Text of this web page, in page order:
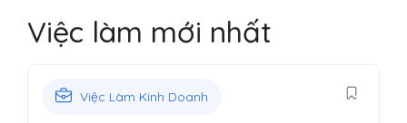
Việc làm mới nhất
Việc Làm Kinh Doanh